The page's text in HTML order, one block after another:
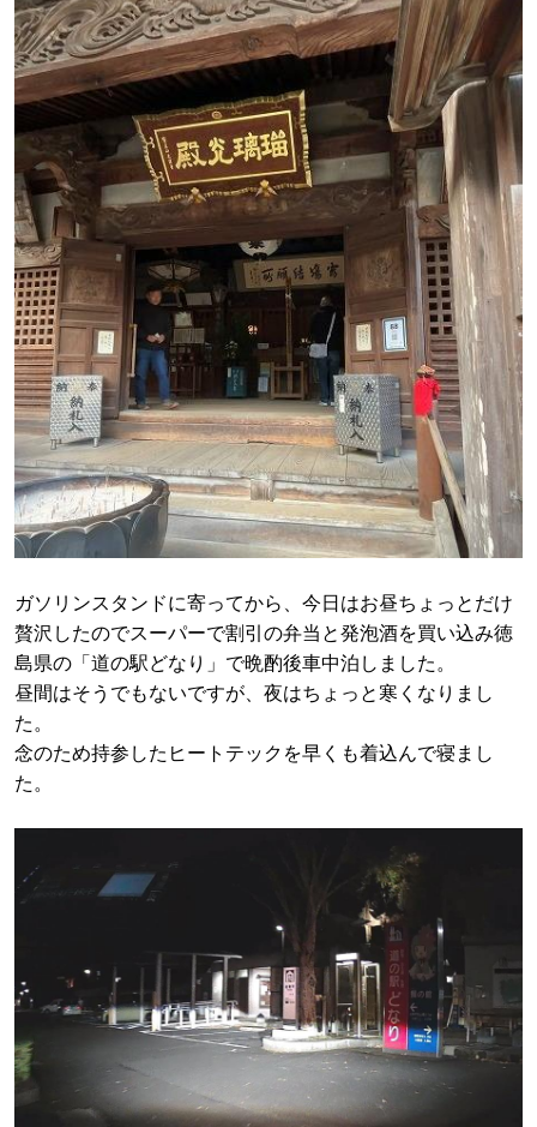
ガソリンスタンドに寄ってから、今日はお昼ちょっとだけ
贅沢したのでスーパーで割引の弁当と発泡酒を買い込み徳
島県の「道の駅どなり」で晩酌後車中泊しました。
昼間はそうでもないですが、夜はちょっと寒くなりまし
た。
念のため持参したヒートテックを早くも着込んで寝まし
た。